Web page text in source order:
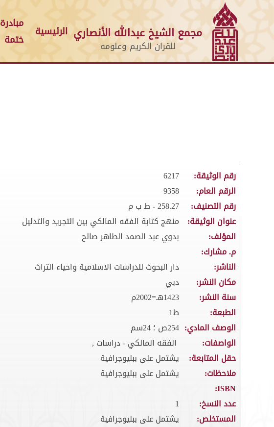
مجمع الشيخ عبدالله الأنصاري
للقران الكريم وعلومه
الرئيسية
مبادرة
ختمة
رقم الوثيقة:
6217
الرقم العام:
9358
رقم التصنيف:
258.27 - ط ب م
عنوان الوثيقة:
منهج كتابة الفقه المالكي بين التجريد والتدليل
المؤلف:
بدوي عبد الصمد الطاهر صالح
م. مشارك:
الناشر:
دار البحوث للدراسات الاسلامية واحياء التراث
مكان النشر:
دبي
سنة النشر:
1423هـ=2002م
الطبعة:
ط1
الوصف المادي: 254ص ؛ 24سم
الواصفات:
الفقه المالكي - دراسات ,
حقل المتابعة:
يشتمل على ببليوجرافية
ملاحظات:
يشتمل على ببليوجرافية
ISBN:
عدد النسخ:
1
المستخلص:
يشتمل على ببليوجرافية